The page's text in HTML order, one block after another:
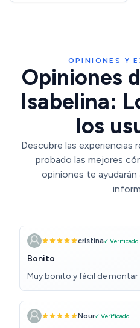
OPINIONES Y
Opiniones
Isabelina:
los
Descubre las experiencias
probado las mejores
opiniones te
cristina✓ Verificado
Bonito
Muy bonito y fácil de montar
Nour✓ Verificado